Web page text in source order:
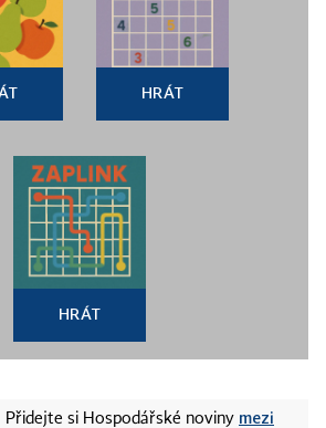
HRÁT
HRÁT
Přidejte si Hospodářské noviny mezi